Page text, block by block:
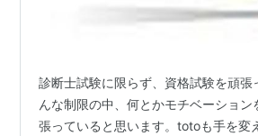
診断士試験に限らず、資格試験を頑張
んな制限の中、何とかモチベーション
張っていると思います。totoも手を変